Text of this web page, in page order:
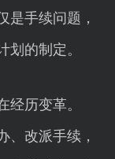
手续问题，
划的制定。
经历变革。
、改派手续，